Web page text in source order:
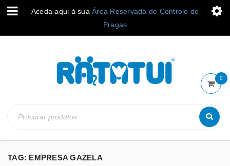
Aceda aqui à sua Área Reservada de Controlo de
Pragas
0
TAG: EMPRESA GAZELA